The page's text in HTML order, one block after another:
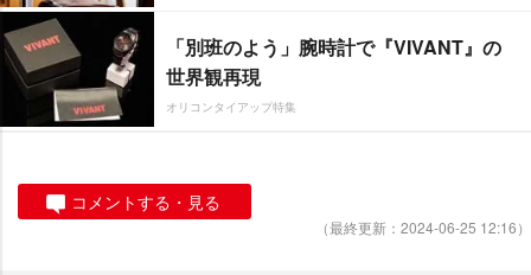
「別班のよう」腕時計で『VIVANT』の
世界観再現
オリコンタイアップ特集
コメントする・見る
（最終更新：2024-06-25 12:16）